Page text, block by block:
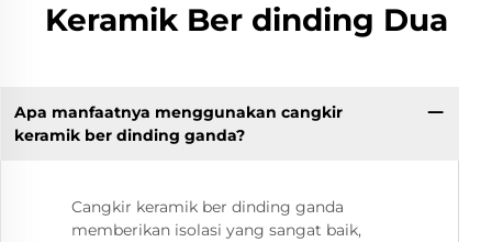
Keramik Ber dinding Dua
Apa manfaatnya menggunakan cangkir
keramik ber dinding ganda?
Cangkir keramik ber dinding ganda
memberikan isolasi yang sangat baik,